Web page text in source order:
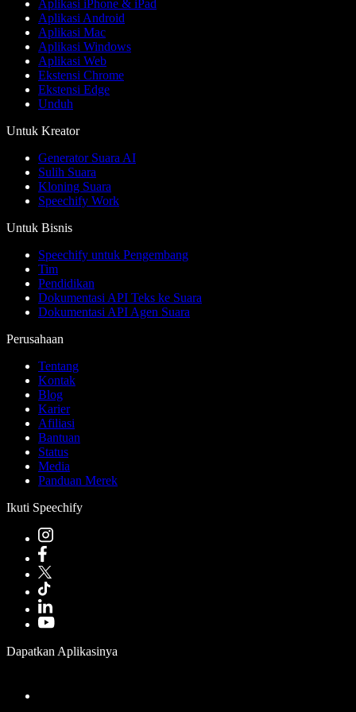
Aplikasi iPhone & iPad
Aplikasi Android
Aplikasi Mac
Aplikasi Windows
Aplikasi Web
Ekstensi Chrome
Ekstensi Edge
Unduh
Untuk Kreator
Generator Suara AI
Sulih Suara
Kloning Suara
Speechify Work
Untuk Bisnis
Speechify untuk Pengembang
Tim
Pendidikan
Dokumentasi API Teks ke Suara
Dokumentasi API Agen Suara
Perusahaan
Tentang
Kontak
Blog
Karier
Afiliasi
Bantuan
Status
Media
Panduan Merek
Ikuti Speechify
Dapatkan Aplikasinya